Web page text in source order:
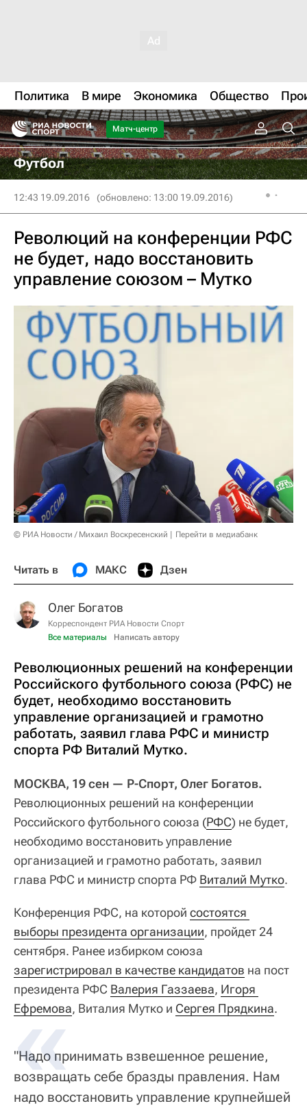
Политика В мире Экономика Общество
Матч-центр
Футбол
12:43 19.09.2016 (обновлено: 13:00 19.09.2016)
Революций на конференции РФС
не будет, надо восстановить
управление союзом – Мутко
© РИА Новости / Михаил Воскресенский Перейти в медиабанк
Читать в МАКС Дзен
Олег Богатов
Корреспондент РИА Новости Спорт
Все материалы
Написать автору
Революционных решений на конференции
Российского футбольного союза (РФС) не
будет, необходимо восстановить
управление организацией и грамотно
работать, заявил глава РФС и министр
спорта РФ Виталий Мутко.
МОСКВА, 19 сен — Р-Спорт, Олег Богатов.
Революционных решений на конференции
Российского футбольного союза (РФС) не будет,
необходимо восстановить управление
организацией и грамотно работать, заявил
глава РФС и министр спорта РФ Виталий Мутко.
Конференция РФС, на которой состоятся
выборы президента организации, пройдет 24
сентября. Ранее избирком союза
зарегистрировал в качестве кандидатов на пост
президента РФС Валерия Газзаева, Игоря
Ефремова, Виталия Мутко и Сергея Прядкина.
"Надо принимать взвешенное решение,
возвращать себе бразды правления. Нам
надо восстановить управление крупнейшей